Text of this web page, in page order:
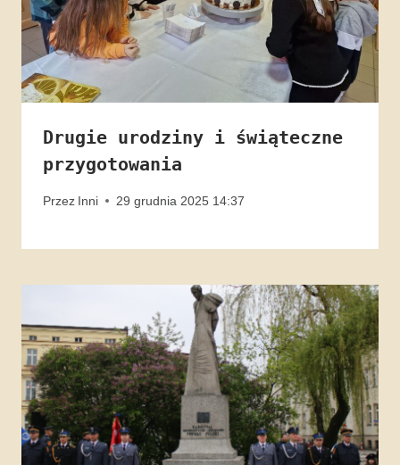
Drugie urodziny i świąteczne
przygotowania
Przez Inni 29 grudnia 2025 14:37